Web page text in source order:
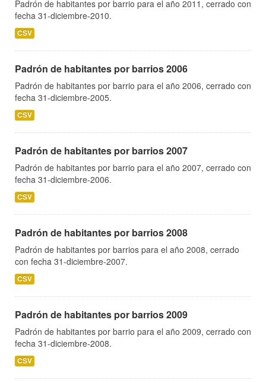
Padrón de habitantes por barrio para el año 2011, cerrado con
fecha 31-diciembre-2010.
CSV
Padrón de habitantes por barrios 2006
Padrón de habitantes por barrio para el año 2006, cerrado con
fecha 31-diciembre-2005.
CSV
Padrón de habitantes por barrios 2007
Padrón de habitantes por barrio para el año 2007, cerrado con
fecha 31-diciembre-2006.
CSV
Padrón de habitantes por barrios 2008
Padrón de habitantes por barrios para el año 2008, cerrado
con fecha 31-diciembre-2007.
CSV
Padrón de habitantes por barrios 2009
Padrón de habitantes por barrio para el año 2009, cerrado con
fecha 31-diciembre-2008.
CSV